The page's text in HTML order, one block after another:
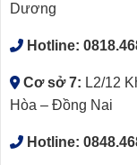
Dương
Hotline:
Cơ sở 7: L2/12
Hòa – Đồng Nai
Hotline: